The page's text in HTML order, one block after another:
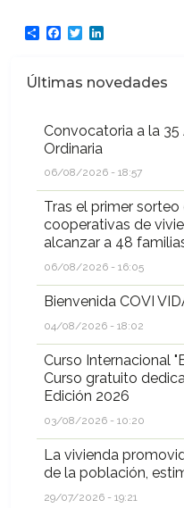
ShareFacebook
Twitter
Últimas novedades
Convocatoria a la
Ordinaria
06/08/2026 - 18:57
Tras el primer
cooperativas de
alcanzar a 48
06/08/2026 - 16:05
Bienvenida COVI
04/08/2026 - 18:02
Curso Internacional
Curso gratuito
Edición 2026
03/08/2026 - 10:20
La vivienda
de la población,
29/07/2026 - 19:21